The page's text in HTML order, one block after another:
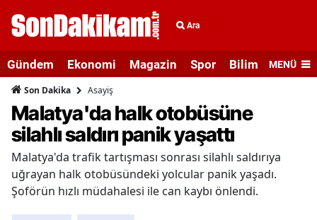
Ara
Gündem Ekonomi Magazin Spor Bilim veMENÜ
Son Dakika Asayiş
Malatya'da halk otobüsüne
silahlı saldırı panik yaşattı
Malatya'da trafik tartışması sonrası silahlı saldırıya
uğrayan halk otobüsündeki yolcular panik yaşadı.
Şoförün hızlı müdahalesi ile can kaybı önlendi.